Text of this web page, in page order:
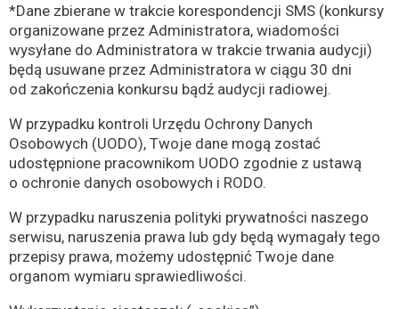
*Dane zbierane w trakcie korespondencji SMS (konkursy
organizowane przez Administratora, wiadomości
wysyłane do Administratora w trakcie trwania audycji)
będą usuwane przez Administratora w ciągu 30 dni
od zakończenia konkursu bądź audycji radiowej.
W przypadku kontroli Urzędu Ochrony Danych
Osobowych (UODO), Twoje dane mogą zostać
udostępnione pracownikom UODO zgodnie z ustawą
o ochronie danych osobowych i RODO.
W przypadku naruszenia polityki prywatności naszego
serwisu, naruszenia prawa lub gdy będą wymagały tego
przepisy prawa, możemy udostępnić Twoje dane
organom wymiaru sprawiedliwości.